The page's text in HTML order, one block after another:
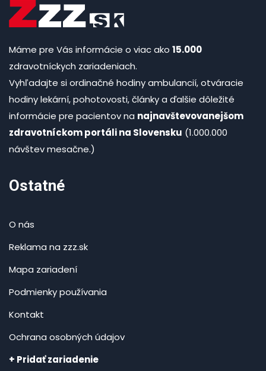
Máme pre Vás informácie o viac ako 15.000
zdravotníckych zariadeniach.
Vyhľadajte si ordinačné hodiny ambulancií, otváracie
hodiny lekární, pohotovosti, články a ďalšie dôležité
informácie pre pacientov na najnavštevovanejšom
zdravotníckom portáli na Slovensku (1.000.000
návštev mesačne.)
Ostatné
O nás
Reklama na zzz.sk
Mapa zariadení
Podmienky používania
Kontakt
Ochrana osobných údajov
+ Pridať zariadenie